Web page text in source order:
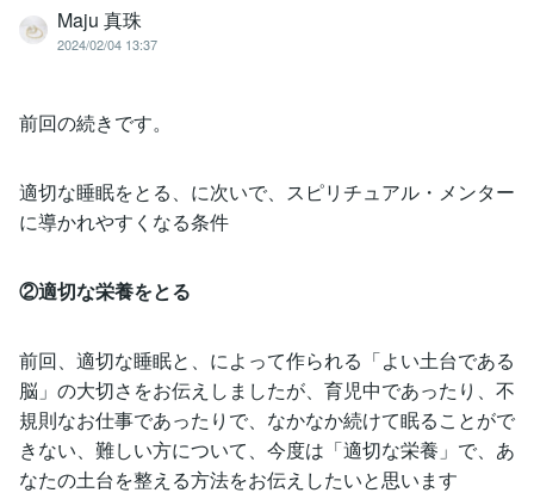
Maju 真珠
2024/02/04 13:37
前回の続きです。
適切な睡眠をとる、に次いで、スピリチュアル・メンター
に導かれやすくなる条件
②適切な栄養をとる
前回、適切な睡眠と、によって作られる「よい土台である
脳」の大切さをお伝えしましたが、育児中であったり、不
規則なお仕事であったりで、なかなか続けて眠ることがで
きない、難しい方について、今度は「適切な栄養」で、あ
なたの土台を整える方法をお伝えしたいと思います